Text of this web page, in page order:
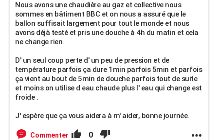
Nous avons une chaudière au gaz et collective nous
sommes en bâtiment BBC et on nous a assuré que le
ballon suffisait largement pour tout le monde et nous
avons déjà testé et pris une douche à 4h du matin et cela
ne change rien.
D' un seul coup perte d' un peu de pression et de
température parfois ça dure 1min parfois 5min et parfois
ça vient au bout de 5min de douche parfois tout de suite
et moins on utilise d eau chaude plus l' eau qui change est
froide .
J' espère que ça vous aidera à m' aider, bonne journée.
Commenter 0